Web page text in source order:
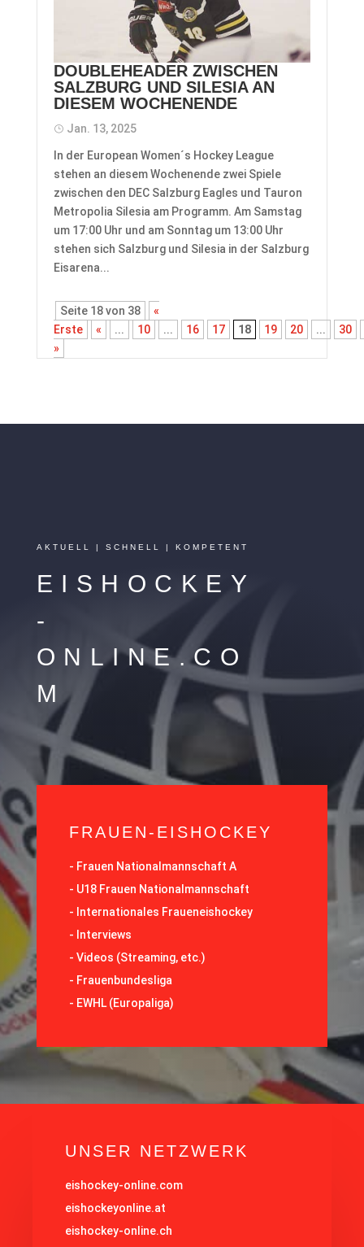
DOUBLEHEADER ZWISCHEN
SALZBURG UND SILESIA AN
DIESEM WOCHENENDE
Jan. 13, 2025
In der European Women´s Hockey League
stehen an diesem Wochenende zwei Spiele
zwischen den DEC Salzburg Eagles und Tauron
Metropolia Silesia am Programm. Am Samstag
um 17:00 Uhr und am Sonntag um 13:00 Uhr
stehen sich Salzburg und Silesia in der Salzburg
Eisarena...
Seite 18 von 38
«
Erste
« ... 10 ... 16 17 18 19 20 ...
30
»
AKTUELL | SCHNELL | KOMPETENT
EISHOCKEY
-
ONLINE.CO
M
FRAUEN-EISHOCKEY
- Frauen Nationalmannschaft A
- U18 Frauen Nationalmannschaft
- Internationales Fraueneishockey
- Interviews
- Videos (Streaming, etc.)
- Frauenbundesliga
- EWHL (Europaliga)
UNSER NETZWERK
eishockey-online.com
eishockeyonline.at
eishockey-online.ch